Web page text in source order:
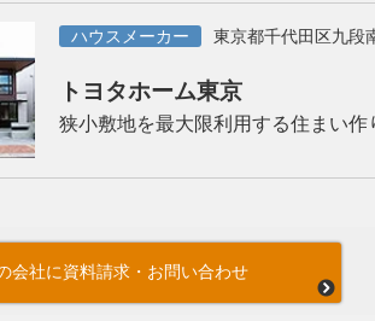
ハウスメーカー 東京都千代田区九段
トヨタホーム東京
狭小敷地を最大限利用する住まい作
会社に資料請求・お問い合わせ